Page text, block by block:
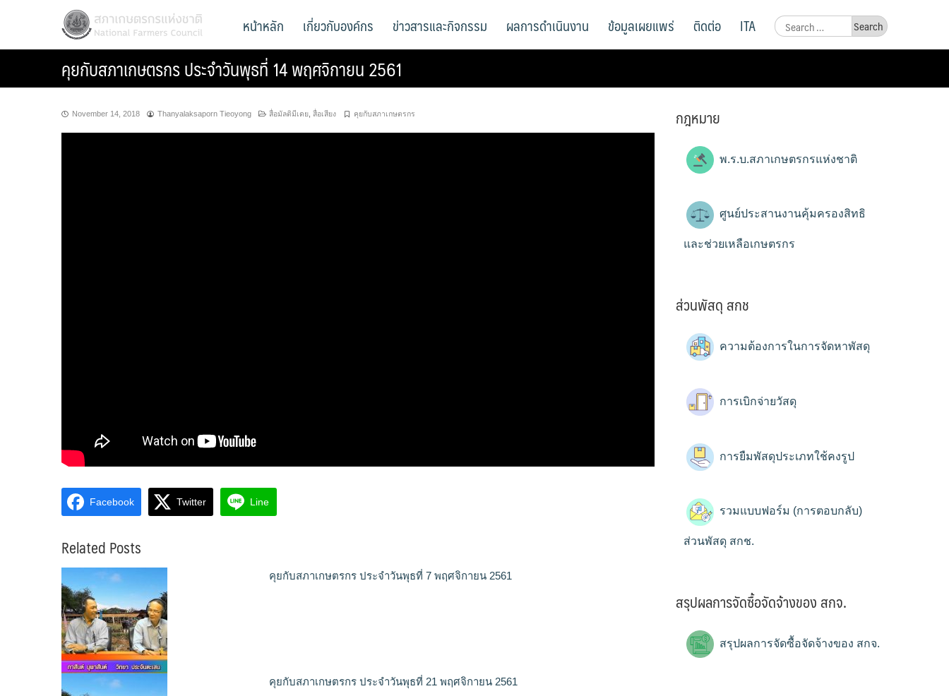
สภาเกษตรกรแห่งชาติ
National Farmers Council
Search
for:
หน้าหลัก เกี่ยวกับองค์กร ข่าวสารและกิจกรรม ผลการดำเนินงาน ข้อมูลเผยแพร่ ติดต่อ ITA
คุยกับสภาเกษตรกร ประจำวันพุธที่ 14 พฤศจิกายน 2561
November 14, 2018 Thanyalaksaporn Tieoyong สื่อมัลติมีเดย สื่อเสียง คุยกับสภาเกษตรกร
Facebook Twitter Line
Related Posts
คุยกับสภาเกษตรกร ประจำวันพุธที่ 7 พฤศจิกายน 2561
คุยกับสภาเกษตรกร ประจำวันพุธที่ 21 พฤศจิกายน 2561
กฎหมาย
พ.ร.บ.สภาเกษตรกรแห่งชาติ
ศูนย์ประสานงานคุ้มครองสิทธิ
และช่วยเหลือเกษตรกร
ส่วนพัสดุ สกช
ความต้องการในการจัดหาพัสดุ
การเบิกจ่ายวัสดุ
การยืมพัสดุประเภทใช้คงรูป
รวมแบบฟอร์ม (การตอบกลับ)
ส่วนพัสดุ สกช.
สรุปผลการจัดซื้อจัดจ้างของ สกจ.
สรุปผลการจัดซื้อจัดจ้างของ สกจ.